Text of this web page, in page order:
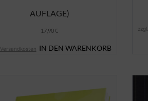
AUFLAGE)
17,90€
Versandkosten IN DEN WARENKORB
zzgl.